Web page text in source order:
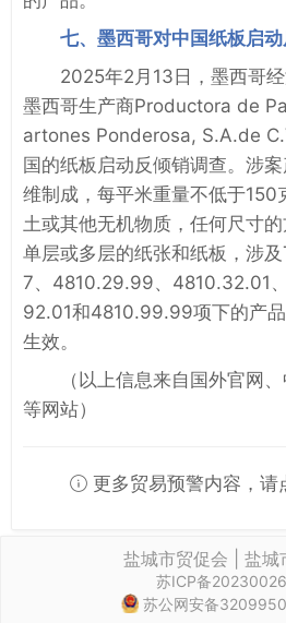
七、墨西哥对中国纸板启
2025年2月13日，墨西哥
墨西哥生产商Productora de
artones Ponderosa, S.A.de
国的纸板启动反倾销调查。涉
维制成，每平米重量不低于150
土或其他无机物质，任何尺寸
单层或多层的纸张和纸板，涉
7、4810.29.99、4810.32.01
92.01和4810.99.99项下的产
生效。
（以上信息来自国外官网
等网站）
更多贸易预警内容，请
盐城市贸促会 | 盐城
苏ICP备
苏公网安备